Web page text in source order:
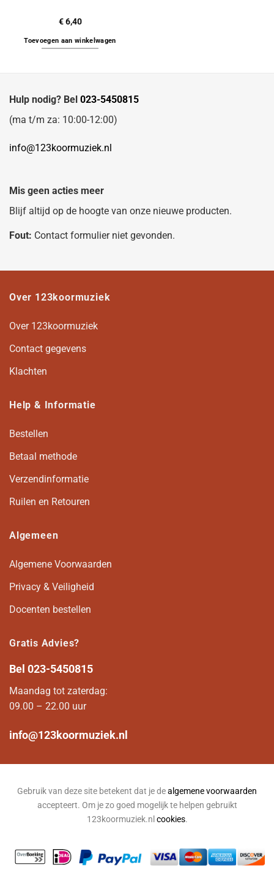
€6,40
Toevoegen aan winkelwagen
Hulp nodig? Bel 023-5450815
(ma t/m za: 10:00-12:00)
info@123koormuziek.nl
Mis geen acties meer
Blijf altijd op de hoogte van onze nieuwe producten.
Fout: Contact formulier niet gevonden.
Over 123koormuziek
Over 123koormuziek
Contact gegevens
Klachten
Help & Informatie
Bestellen
Betaal methode
Verzendinformatie
Ruilen en Retouren
Algemeen
Algemene Voorwaarden
Privacy & Veiligheid
Docenten bestellen
Gratis Advies?
Bel 023-5450815
Maandag tot zaterdag:
09.00 – 22.00 uur
info@123koormuziek.nl
Gebruik van deze site betekent dat je dealgemene voorwaarden
accepteert. Om je zo goed mogelijk te helpen gebruikt
123koormuziek.nl cookies.